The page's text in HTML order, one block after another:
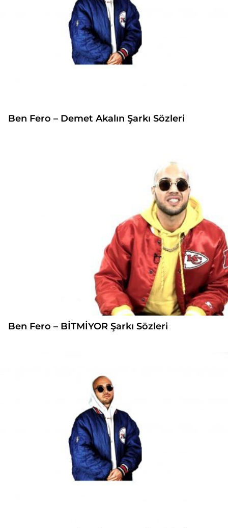
Ben Fero – Demet Akalın Şarkı Sözleri
Ben Fero – BİTMİYOR Şarkı Sözleri